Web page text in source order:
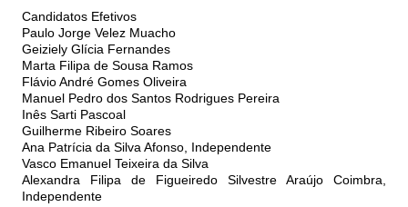
Candidatos Efetivos
Paulo Jorge Velez Muacho
Geiziely Glícia Fernandes
Marta Filipa de Sousa Ramos
Flávio André Gomes Oliveira
Manuel Pedro dos Santos Rodrigues Pereira
Inês Sarti Pascoal
Guilherme Ribeiro Soares
Ana Patrícia da Silva Afonso, Independente
Vasco Emanuel Teixeira da Silva
Alexandra Filipa de Figueiredo Silvestre Araújo Coimbra,
Independente